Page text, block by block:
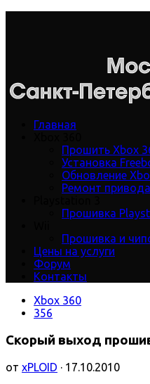
Главная
Прошить Xbox
Установка
Обновление
Ремонт
Прошивка
Прошивка и
Цены на услуги
Форум
Контакты
Xbox 360
356
Скорый выход
от xPLOID · 17.10.2010